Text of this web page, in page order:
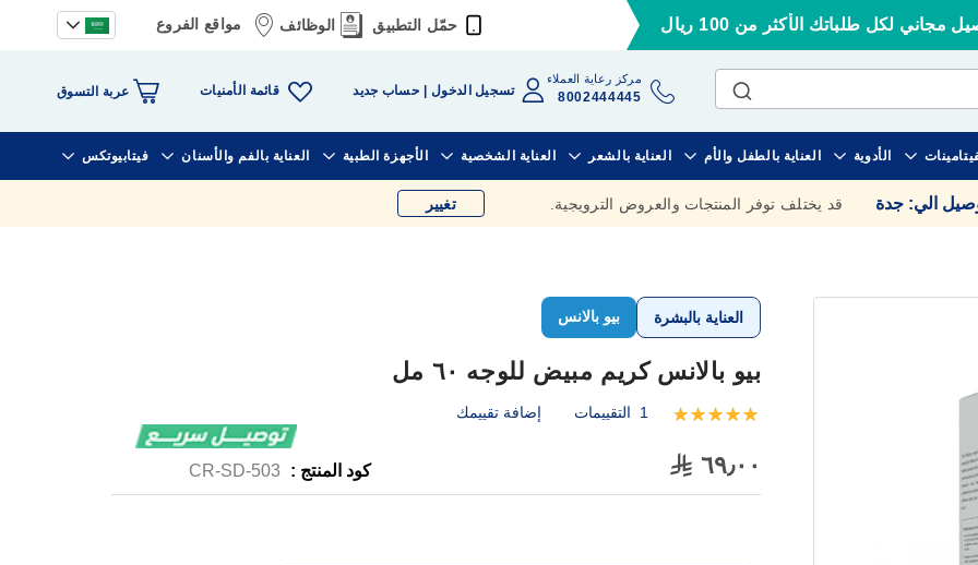
مجاني لكل طلباتك الأكثر من 100 ريال حمّل التطبيق الوظائف مواقع الفروع
مركز رعاية العملاء
8002444445 تسجيل الدخول حساب جديد قائمة الأمنيات عربة التسوق
الأدوية العناية بالطفل والأم العناية بالشعر العناية الشخصية الأجهزة الطبية العناية بالفم والأسنان فيتابيوتكس
الي: جدة قد يختلف توفر المنتجات والعروض الترويجية. تغيير
العناية بالبشرة بيو بالانس
بيو بالانس كريم مبيض للوجه ٦٠ مل
تقييم:
1 التقييمات إضافة تقييمك
٦٩٫٠٠ كود المنتج : CR-SD-503